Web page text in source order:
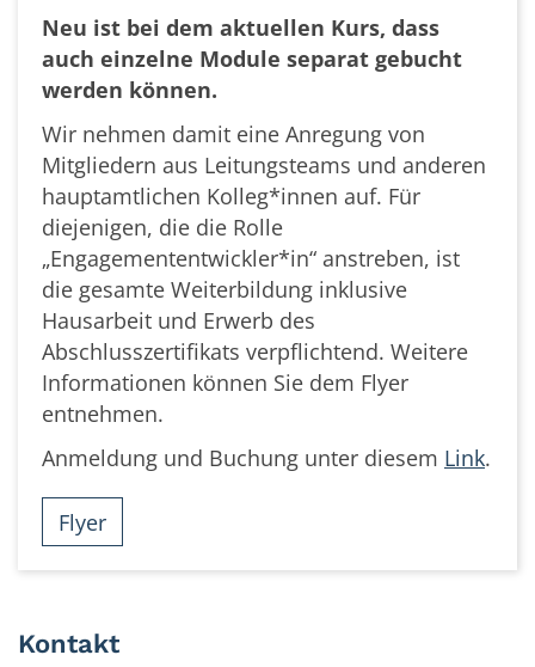
Neu ist bei dem aktuellen Kurs, dass
auch einzelne Module separat gebucht
werden können.
Wir nehmen damit eine Anregung von
Mitgliedern aus Leitungsteams und anderen
hauptamtlichen Kolleg*innen auf. Für
diejenigen, die die Rolle
„Engagemententwickler*in“ anstreben, ist
die gesamte Weiterbildung inklusive
Hausarbeit und Erwerb des
Abschlusszertifikats verpflichtend. Weitere
Informationen können Sie dem Flyer
entnehmen.
Anmeldung und Buchung unter diesem Link.
Flyer
Kontakt